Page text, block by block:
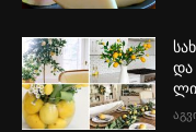
და